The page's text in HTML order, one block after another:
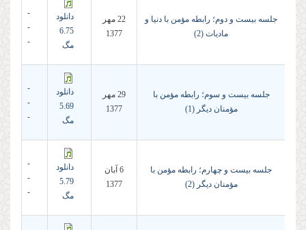
جلسه بیست و دوم؛ رابطه مؤمن با دنیا و
مادیات (2)
22 مهر
1377
دانلود
6.75
مگ
-
-
-
جلسه بیست و سوم؛ رابطه مؤمن با
مؤمنان دیگر (1)
29 مهر
1377
دانلود
5.69
مگ
-
-
-
جلسه بیست و چهارم؛ رابطه مؤمن با
مؤمنان دیگر (2)
6 آبان
1377
دانلود
5.79
مگ
-
-
-